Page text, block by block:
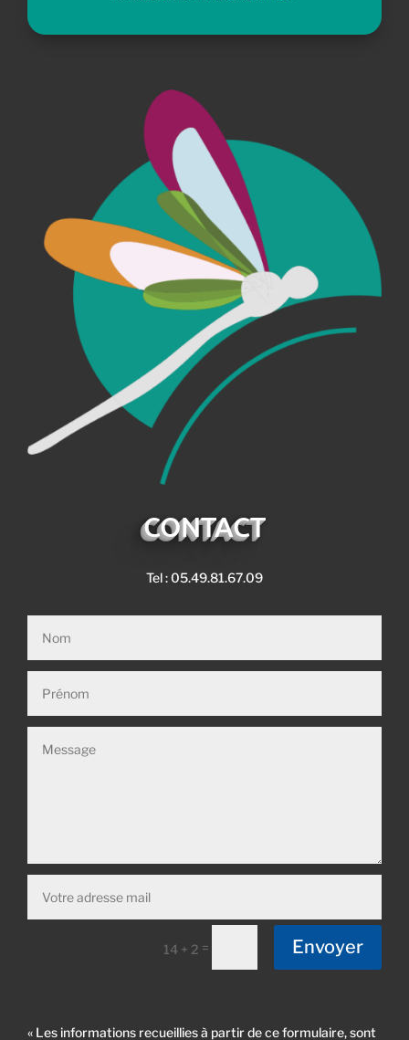
CONTACT
Tel : 05.49.81.67.09
14 + 2 = Envoyer
« Les informations recueillies à partir de ce formulaire, sont